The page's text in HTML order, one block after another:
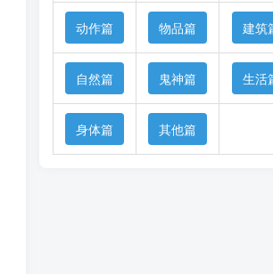
动作篇 物品篇 建筑
自然篇 鬼神篇 生活
身体篇 其他篇